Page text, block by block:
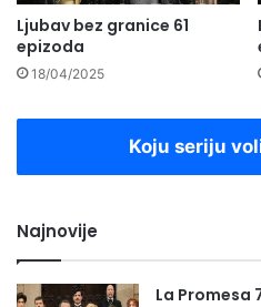
Ljubav bez granice 61
epizoda
18/04/2025
Koju seriju
Najnovije
La Promesa